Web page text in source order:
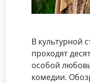
В культурной
проходят
особой
комедии.